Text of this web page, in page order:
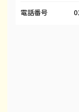
iPhone 13 Pro
電話番号